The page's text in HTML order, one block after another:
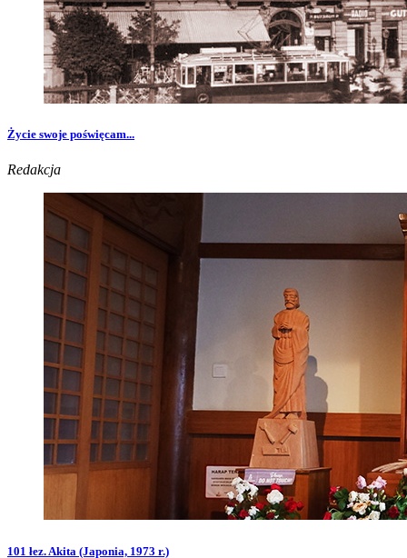
Życie swoje poświęcam...
Redakcja
101 łez. Akita (Japonia, 1973 r.)